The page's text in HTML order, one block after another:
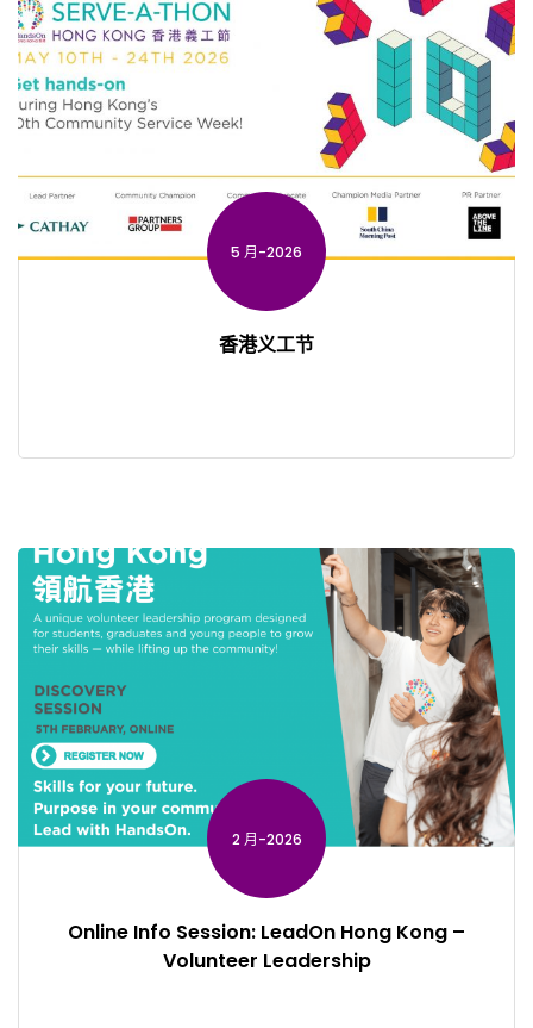
5 月-2026
香港义工节
2 月-2026
Online Info Session: LeadOn Hong Kong –
Volunteer Leadership